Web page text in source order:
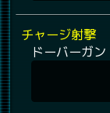
チャージ射撃
ドーバーガ